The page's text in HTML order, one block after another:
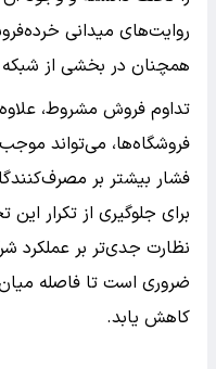
روایت‌های میدانی
همچنان در بخشی از شبکه
تداوم فروش مشروط،
فروشگاه‌ها، می‌تواند
فشار بیشتر بر
برای جلوگیری از تکرار این
نظارت جدی‌تر بر عملکرد
ضروری است تا فاصله
کاهش یابد.